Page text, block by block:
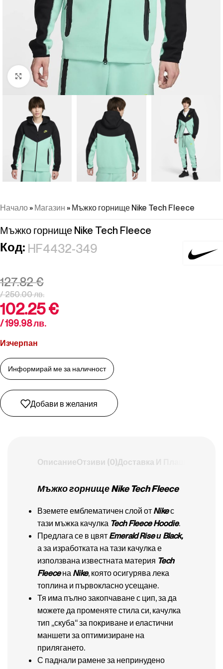
Натиснете, за да увеличите
Начало » Магазин » Мъжко горнище Nike Tech Fleece
Мъжко горнище Nike Tech Fleece
Код: HF4432-349
127.82€
/ 250.00 лв.
102.25€
/ 199.98 лв.
Изчерпан
Добави в желания
ОписаниеОтзиви (0)Доставка И Плащане
Мъжко горнище Nike Tech Fleece
Вземете емблематичен слой от Nikeс
тази мъжка качулка Tech Fleece Hoodie.
Предлага се в цвят Emerald Rise и Black,
а за изработката на тази качулка е
използвана известната материя Tech
Fleeceна Nike, която осигурява лека
топлина и първокласно усещане.
Тя има пълно закопчаване с цип, за да
можете да променяте стила си, качулка
тип „скуба“ за покриване и еластични
маншети за оптимизиране на
прилягането.
С паднали рамене за непринудено